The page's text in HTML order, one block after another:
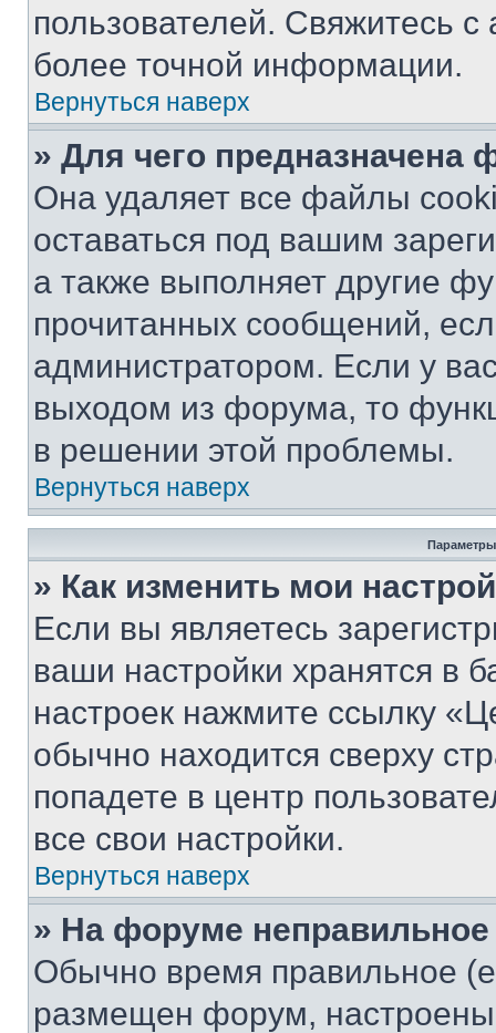
пользователей. Свяжитесь
более точной информации.
Вернуться наверх
» Для чего предназначена
Она удаляет все файлы
оставаться под вашим
а также выполняет другие
прочитанных сообщений,
администратором. Если у
выходом из форума, то
в решении этой проблемы.
Вернуться наверх
Параметры
» Как изменить мои
Если вы являетесь
ваши настройки хранятся в
настроек нажмите ссылку
обычно находится сверху
попадете в центр
все свои настройки.
Вернуться наверх
» На форуме
Обычно время правильное
размещен форум, настроены